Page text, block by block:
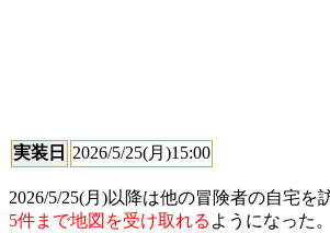
実装日 2026/5/25(月)15:00
2026/5/25(月)以降は他の冒険者の自宅を
5件まで地図を受け取れる ようになった